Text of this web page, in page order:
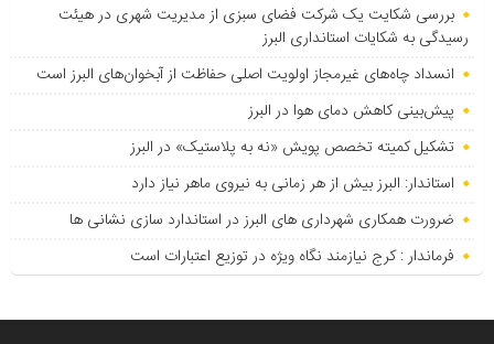
بررسی شکایت یک شرکت فضای سبزی از مدیریت شهری در هیئت
رسیدگی به شکایات استانداری البرز
انسداد چاه‌های غیرمجاز اولویت اصلی حفاظت از آبخوان‌های البرز است
پیش‌بینی کاهش دمای هوا در البرز
تشکیل کمیته تخصص پویش «نه به پلاستیک» در البرز
استاندار: البرز بیش از هر زمانی به نیروی ماهر نیاز دارد
ضرورت همکاری شهرداری های البرز در استاندارد سازی نشانی ها
فرماندار : کرج نیازمند نگاه ویژه در توزیع اعتبارات است